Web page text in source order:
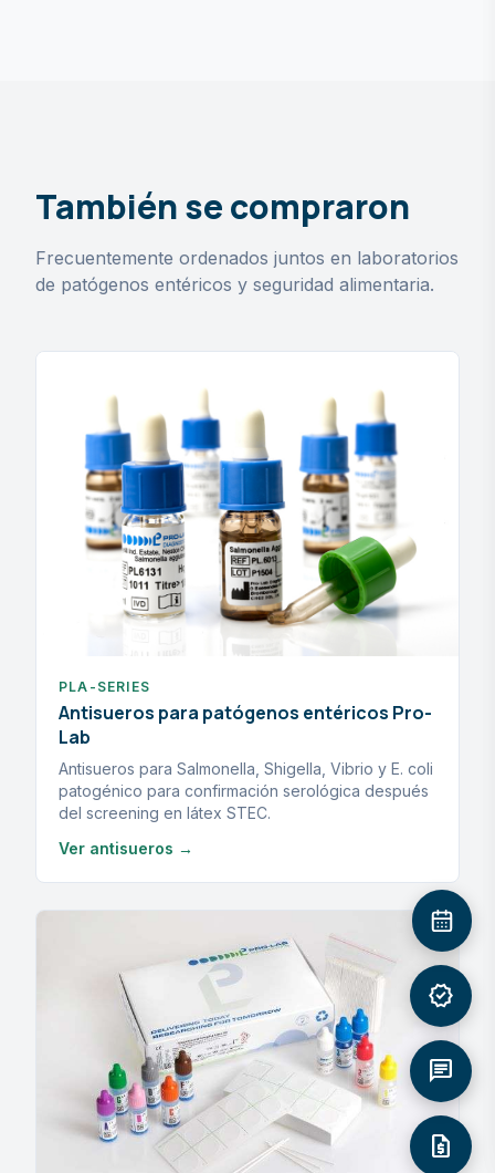
También se compraron
Frecuentemente ordenados juntos en laboratorios
de patógenos entéricos y seguridad alimentaria.
PLA-SERIES
Antisueros para patógenos entéricos Pro-
Lab
Antisueros para Salmonella, Shigella, Vibrio y E. coli
patogénico para confirmación serológica después
del screening en látex STEC.
Ver antisueros →
request_quote
chat
Prolex™ E. coli Latex Tests
E. coli serogrouping & ordering questions
verified